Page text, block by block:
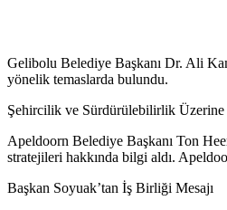
Gelibolu Belediye Başkanı Dr. Ali
yönelik temaslarda bulundu.
Şehircilik ve Sürdürülebilirlik Üzerine
Apeldoorn Belediye Başkanı Ton
stratejileri hakkında bilgi aldı.
Başkan Soyuak’tan İş Birliği Mesajı